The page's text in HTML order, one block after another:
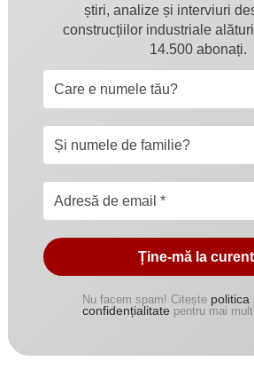
știri, analize și interviuri
construcțiilor industriale
14.500 abonați.
Nu facem spam! Citește politica
confidențialitate pentru mai